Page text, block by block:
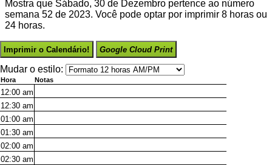
Mostra que Sábado, 30 de Dezembro pertence ao número
semana 52 de 2023. Você pode optar por imprimir 8 horas ou
24 horas.
Imprimir o Calendário! Google Cloud Print
Mudar o estilo:
Hora Notas
12:00 am
12:30 am
01:00 am
01:30 am
02:00 am
02:30 am